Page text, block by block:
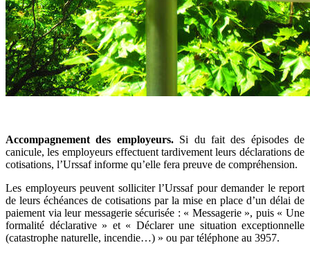
Accompagnement des employeurs.Si du fait des épisodes de
canicule, les employeurs effectuent tardivement leurs déclarations de
cotisations, l’Urssaf informe qu’elle fera preuve de compréhension.
Les employeurs peuvent solliciter l’Urssaf pour demander le report
de leurs échéances de cotisations par la mise en place d’un délai de
paiement via leur messagerie sécurisée : « Messagerie », puis « Une
formalité déclarative » et « Déclarer une situation exceptionnelle
(catastrophe naturelle, incendie…) » ou par téléphone au 3957.